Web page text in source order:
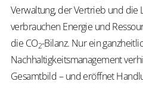
Verwaltung, der Vertrieb und die
verbrauchen Energie und
die CO2-Bilanz. Nur ein
Nachhaltigkeitsmanagement
Gesamtbild – und eröffnet